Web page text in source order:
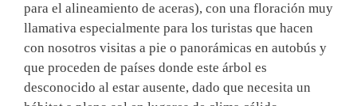
para el alineamiento de aceras), con una floración muy
llamativa especialmente para los turistas que hacen
con nosotros visitas a pie o panorámicas en autobús y
que proceden de países donde este árbol es
desconocido al estar ausente, dado que necesita un